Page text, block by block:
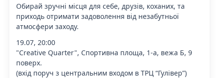
Обирай зручні місця для себе, друзів, коханих, та
приходь отримати задоволення від незабутньої
атмосфери заходу.
19.07, 20:00
"Creative Quarter", Спортивна площа, 1-а, вежа Б, 9
поверх.
(вхід поруч з центральним входом в ТРЦ “Гулівер”)